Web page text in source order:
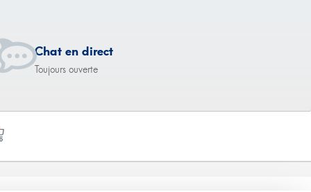
Chat en direct
Toujours ouverte